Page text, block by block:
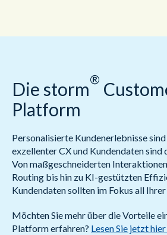
Die storm®
Platform
Personalisierte Kundenerlebnisse
exzellenter CX und Kundendaten sind
Von maßgeschneiderten
Routing bis hin zu KI-gestützten
Kundendaten sollten im Fokus all
Möchten Sie mehr über die Vorteile
Platform erfahren? Lesen Sie jetzt